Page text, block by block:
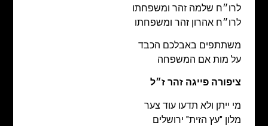
לרו״ח שלמה זהר ומשפחתו
לרו״ח אהרון זהר ומשפחתו
משתתפים באבלכם הכבד
על מות אם המשפחה
ציפורה פייגה זהר ז״ל
מי ייתן ולא תדעו עוד צער
מלון "עץ הזית" ירושלים